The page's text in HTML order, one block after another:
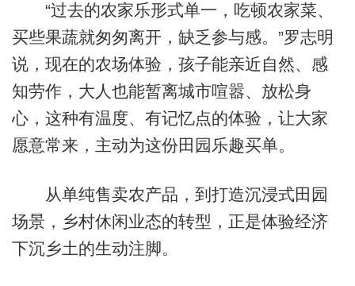
“过去的农家乐形式单一，吃顿农家菜、
买些果蔬就匆匆离开，缺乏参与感。”罗志明
说，现在的农场体验，孩子能亲近自然、感
知劳作，大人也能暂离城市喧嚣、放松身
心，这种有温度、有记忆点的体验，让大家
愿意常来，主动为这份田园乐趣买单。
从单纯售卖农产品，到打造沉浸式田园
场景，乡村休闲业态的转型，正是体验经济
下沉乡土的生动注脚。